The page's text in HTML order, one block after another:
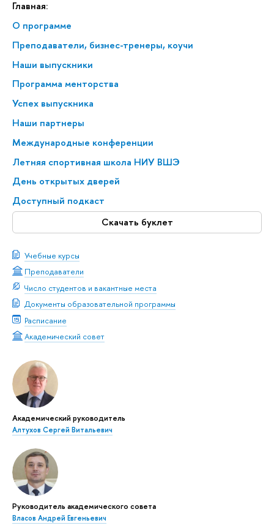
Главная:
О программе
Преподаватели, бизнес-тренеры, коучи
Наши выпускники
Программа менторства
Успех выпускника
Наши партнеры
Международные конференции
Летняя спортивная школа НИУ ВШЭ
День открытых дверей
Доступный подкаст
Скачать буклет
Учебные курсы
Преподаватели
Число студентов и вакантные места
Документы образовательной программы
Расписание
Академический совет
Академический руководитель
Алтухов Сергей Витальевич
Руководитель академического совета
Власов Андрей Евгеньевич